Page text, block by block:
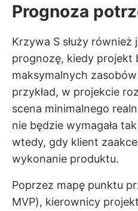
Prognoza
Krzywa S służy
prognozę, kiedy projekt
maksymalnych
przykład, w projekcie
scena minimalnego
nie będzie wymagała
wtedy, gdy klient
wykonanie produktu.
Poprzez mapę punktu
MVP), kierownicy